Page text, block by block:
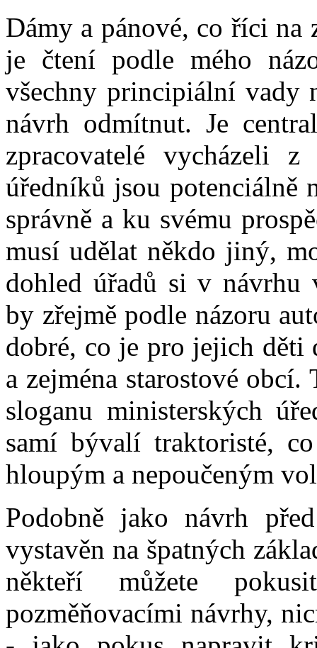
Dámy a pánové, co říci na
je čtení podle mého
všechny principiální vady
návrh odmítnut. Je
zpracovatelé vycházeli
úředníků jsou potenciálně
správně a ku svému
musí udělat někdo jiný,
dohled úřadů si v návrhu
by zřejmě podle názoru
dobré, co je pro jejich děti
a zejména starostové
sloganu ministerských
samí bývalí traktoristé,
hloupým a nepoučeným
Podobně jako návrh
vystavěn na špatných
někteří můžete
pozměňovacími návrhy,